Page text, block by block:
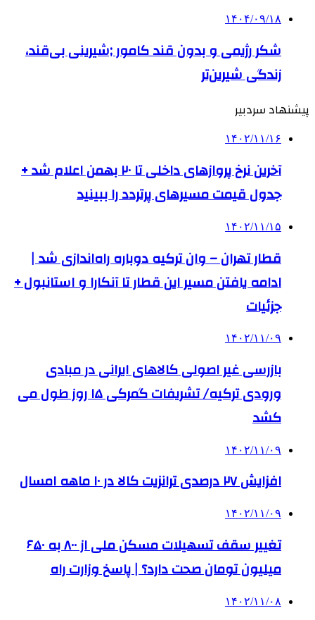
۱۴۰۴/۰۹/۱۸
شکر رژیمی و بدون قند کامور ;شیرینی بی‌قند،
زندگی شیرین‌تر
پیشنهاد سردبیر
۱۴۰۲/۱۱/۱۶
آخرین نرخ پروازهای داخلی تا ۲۰ بهمن اعلام شد +
جدول قیمت مسیرهای پرتردد را ببینید
۱۴۰۲/۱۱/۱۵
قطار تهران – وان ترکیه دوباره راه‌اندازی شد |
ادامه یافتن مسیر این قطار تا آنکارا و استانبول +
جزئیات
۱۴۰۲/۱۱/۰۹
بازرسی غیر اصولی کالاهای ایرانی در مبادی
ورودی ترکیه/ تشریفات گمرکی ۱۵ روز طول می
کشد
۱۴۰۲/۱۱/۰۹
افزایش ۲۷ درصدی ترانزیت کالا در ۱۰ ماهه امسال
۱۴۰۲/۱۱/۰۹
تغییر سقف تسهیلات مسکن ملی از ۸۰۰ به ۶۵۰
میلیون تومان صحت دارد؟ | پاسخ وزارت راه
۱۴۰۲/۱۱/۰۸